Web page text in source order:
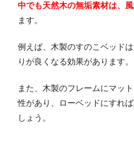
中でも天然木の無垢素材は、
ます。
例えば、木製のすのこベッド
りが良くなる効果があります。
また、木製のフレームにマッ
性があり、ローベッドにすれ
しょう。